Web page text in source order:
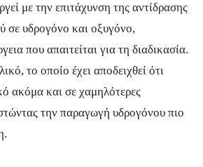
με την επιτάχυνση της αντίδρασης
σε υδρογόνο και οξυγόνο,
που απαιτείται για τη διαδικασία.
το οποίο έχει αποδειχθεί ότι
ακόμα και σε χαμηλότερες
την παραγωγή υδρογόνου πιο